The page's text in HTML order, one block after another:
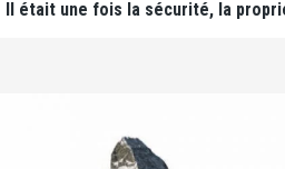
Il était une fois la sécurité, la